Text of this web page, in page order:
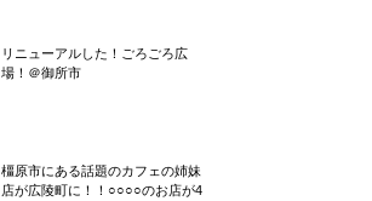
リニューアルした！ごろごろ広
場！＠御所市
橿原市にある話題のカフェの姉妹
店が広陵町に！！○○○○のお店が4